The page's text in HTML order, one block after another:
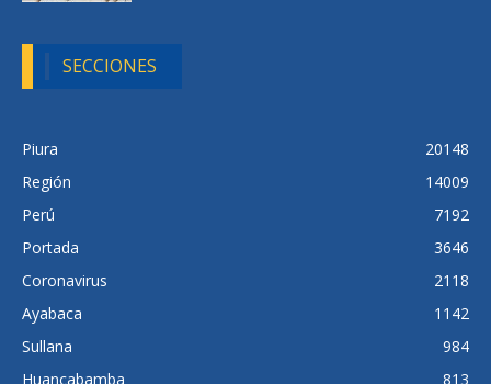
SECCIONES
Piura
20148
Región
14009
Perú
7192
Portada
3646
Coronavirus
2118
Ayabaca
1142
Sullana
984
Huancabamba
813